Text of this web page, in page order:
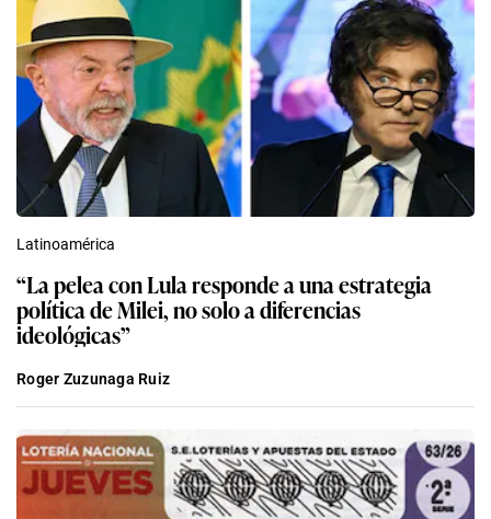
Latinoamérica
“La pelea con Lula responde a una estrategia
política de Milei, no solo a diferencias
ideológicas”
Roger Zuzunaga Ruiz